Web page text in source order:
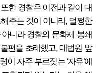
한 경찰은 이전과 같이 대
주는 것이 아니라, 멀쩡한
니라 경찰의 문화제 봉쇄
편을 초래했고, 대법원 앞
이 자주 부르짖는 ‘자유’에